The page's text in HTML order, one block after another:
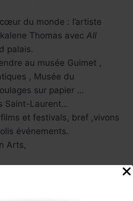
du monde : l’artiste
Thomas avec All
palais.
au musée Guimet ,
, Musée du
sur papier …
Saint-Laurent…
et festivals, bref ,vivons
événements.
Arts,